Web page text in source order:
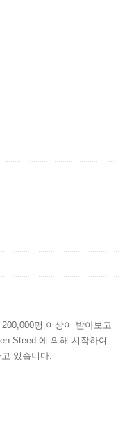
명 이상이 받아보고
Steed 에 의해 시작하여
있습니다.